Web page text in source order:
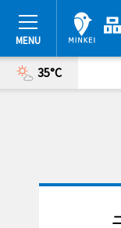
35°C